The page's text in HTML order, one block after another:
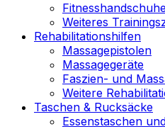
Weiteres
Rehabilitationshilfen
Massagepistolen
Massagegeräte
Faszien- und
Weitere
Taschen & Rucksäcke
Essenstaschen